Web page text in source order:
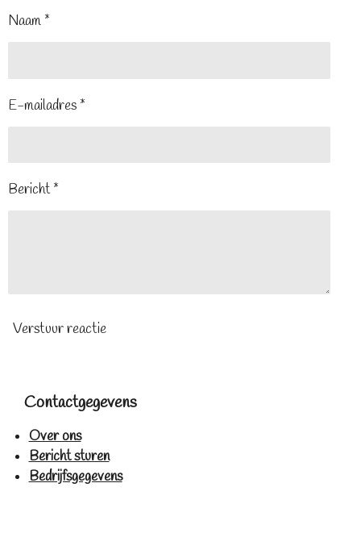
Naam *
E-mailadres *
Bericht *
Verstuur reactie
Contactgegevens
Over ons
Bericht sturen
Bedrijfsgegevens